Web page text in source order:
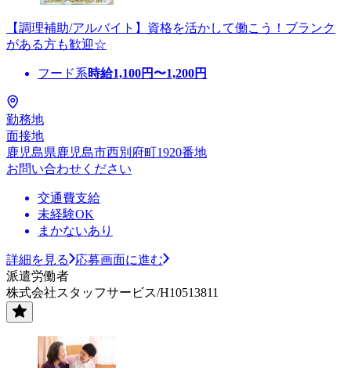
【調理補助/アルバイト】資格を活かして働こう！ブランク
がある方も歓迎☆
フード系時給1,100円〜1,200円
勤務地
面接地
鹿児島県鹿児島市西別府町1920番地
お問い合わせください
交通費支給
未経験OK
まかないあり
詳細を見る
応募画面に進む
派遣労働者
株式会社スタッフサービス/H10513811